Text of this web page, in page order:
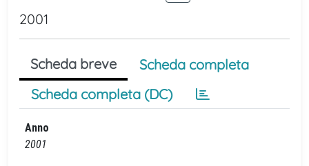
2001
Scheda breve
Scheda completa
Scheda completa (DC)
Anno
2001